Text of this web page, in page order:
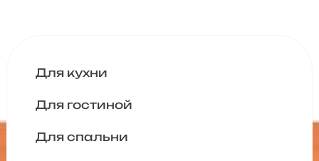
Для кухни
Для гостиной
Для спальни